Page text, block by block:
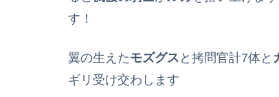
す！
翼の生えたモズグス と拷問官計7体と
ギリ受け交わします